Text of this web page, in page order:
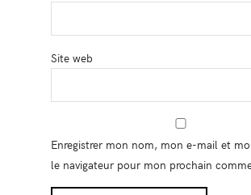
Site web
Enregistrer mon nom, mon e-mail et
le navigateur pour mon prochain